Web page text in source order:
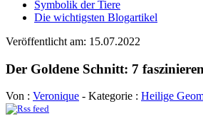
Symbolik der Tiere
Die wichtigsten Blogartikel
Veröffentlicht am: 15.07.2022
Der Goldene Schnitt: 7
Von : Veronique - Kategorie : Heilige